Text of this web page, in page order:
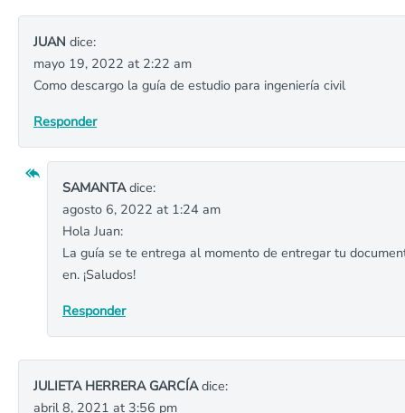
JUAN dice:
mayo 19, 2022 at 2:22 am
Como descargo la guía de estudio para ingeniería civil
Responder
SAMANTAdice:
agosto 6, 2022 at 1:24 am
Hola Juan:
La guía se te entrega al momento de entregar tu
en. ¡Saludos!
Responder
JULIETA HERRERA GARCÍAdice:
abril 8, 2021 at 3:56 pm